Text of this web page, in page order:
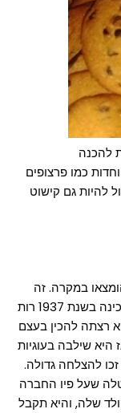
להכנה
כמו פרצופים
להיות גם קישוט
במקרה. זה
התחיל מעוגיית השוקולד צ'יפס הראשונה שהכינה בשנת 1937 רות
רצתה להכין בעצם
שילבה בעוגיות
להצלחה גדולה.
נסטלה שעל פיו החברה
שלה, והיא תקבל